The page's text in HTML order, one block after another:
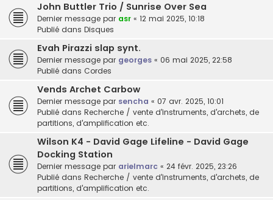
John Buttler Trio / Sunrise Over Sea
Dernier message par asr « 12 mai 2025, 10:18
Publié dans Disques
Evah Pirazzi slap synt.
Dernier message par georges « 06 mai 2025, 22:58
Publié dans Cordes
Vends Archet Carbow
Dernier message par sencha « 07 avr. 2025, 10:01
Publié dans Recherche / vente d'instruments, d'archets, de
partitions, d'amplification etc.
Wilson K4 - David Gage Lifeline - David Gage
Docking Station
Dernier message par arielmarc « 24 févr. 2025, 23:26
Publié dans Recherche / vente d'instruments, d'archets, de
partitions, d'amplification etc.